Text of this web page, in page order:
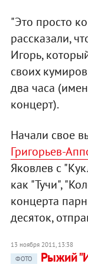
"Это просто
рассказали,
Игорь,
своих
два часа
концерт).
Начали свое
Григорьев-
Яковлев с
как "Тучи",
концерта
десяток,
13 ноября 2011, 13:38
ФОТО
Рыжий